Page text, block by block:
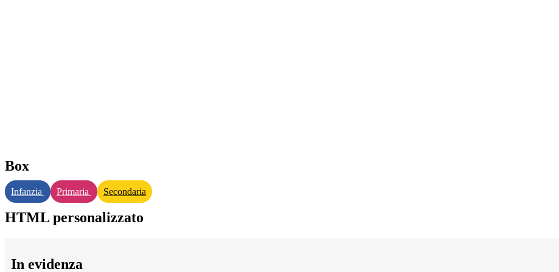
Box
Infanzia Primaria Secondaria
HTML personalizzato
In evidenza